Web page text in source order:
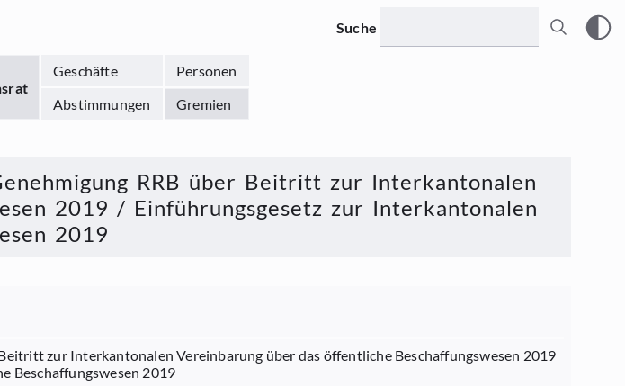
Geschäfte
Personen
Abstimmungen Gremien
Suche
RRB über Beitritt zur Interkantonalen
2019 / Einführungsgesetz zur Interkantonalen
2019
zur Interkantonalen Vereinbarung über das öffentliche Beschaffungswesen 2019
Beschaffungswesen 2019